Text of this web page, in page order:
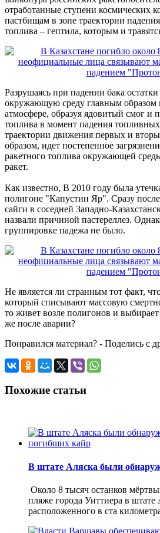
отработанные ступени космических
пастбищам в зоне траектории
топлива – гептила, которым и
Разрушаясь при падении бака
окружающую среду главным образом
атмосфере, образуя ядовитый смог и
топлива в момент падения
траектории движения первых и
образом, идет постепенное
ракетного топлива окружающей
ракет.
Как известно, В 2010 году была
полигоне "Капустин Яр". Сразу
сайги в соседней Западно-
назвали причиной пастереллез.
группировке падежа не было.
Не является ли странным тот факт,
который списывают массовую
то живет возле полигонов и
же после аварии?
Понравился материал? - Поделись с
Похожие статьи
В штате Аляска были
Около 8 тысяч останков
пляже города Уиттиера в
расположенного в ста